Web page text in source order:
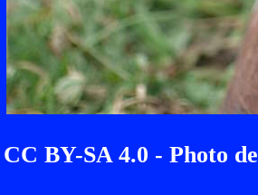
CC BY-SA 4.0 - Photo